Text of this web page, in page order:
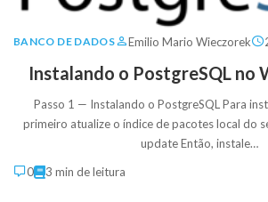
BANCO DE DADOS Emilio Mario Wieczorek
Instalando o PostgreSQL no
Passo 1 — Instalando o PostgreSQL Para
primeiro atualize o índice de pacotes local do
update Então, instale…
0
3 min de leitura